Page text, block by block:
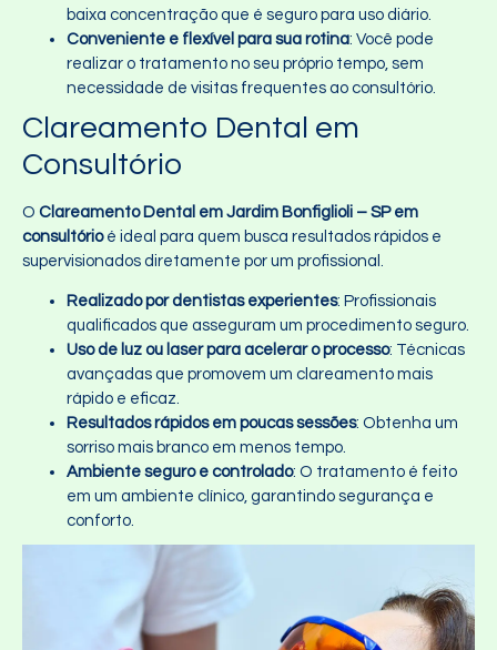
baixa concentração que é seguro para uso diário.
Conveniente e flexível para sua rotina: Você pode
realizar o tratamento no seu próprio tempo, sem
necessidade de visitas frequentes ao consultório.
Clareamento Dental em
Consultório
O Clareamento Dental em Jardim Bonfiglioli – SP em
consultórioé ideal para quem busca resultados rápidos e
supervisionados diretamente por um profissional.
Realizado por dentistas experientes: Profissionais
qualificados que asseguram um procedimento seguro.
Uso de luz ou laser para acelerar o processo: Técnicas
avançadas que promovem um clareamento mais
rápido e eficaz.
Resultados rápidos em poucas sessões: Obtenha um
sorriso mais branco em menos tempo.
Ambiente seguro e controlado: O tratamento é feito
em um ambiente clínico, garantindo segurança e
conforto.